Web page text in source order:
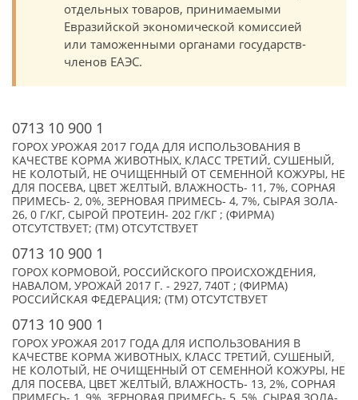
отдельных товаров, принимаемыми
Евразийской экономической комиссией
или таможенными органами государств-
членов ЕАЭС.
0713 10 900 1
ГОРОХ УРОЖАЯ 2017 ГОДА ДЛЯ ИСПОЛЬЗОВАНИЯ В
КАЧЕСТВЕ КОРМА ЖИВОТНЫХ, КЛАСС ТРЕТИЙ, СУШЕНЫЙ,
НЕ КОЛОТЫЙ, НЕ ОЧИЩЕННЫЙ ОТ СЕМЕННОЙ КОЖУРЫ, НЕ
ДЛЯ ПОСЕВА, ЦВЕТ ЖЕЛТЫЙ, ВЛАЖНОСТЬ- 11, 7%, СОРНАЯ
ПРИМЕСЬ- 2, 0%, ЗЕРНОВАЯ ПРИМЕСЬ- 4, 7%, СЫРАЯ ЗОЛА-
26, 0 Г/КГ, СЫРОЙ ПРОТЕИН- 202 Г/КГ ; (ФИРМА)
ОТСУТСТВУЕТ; (TM) ОТСУТСТВУЕТ
0713 10 900 1
ГОРОХ КОРМОВОЙ, РОССИЙСКОГО ПРОИСХОЖДЕНИЯ,
НАВАЛОМ, УРОЖАЙ 2017 Г. - 2927, 740Т ; (ФИРМА)
РОССИЙСКАЯ ФЕДЕРАЦИЯ; (TM) ОТСУТСТВУЕТ
0713 10 900 1
ГОРОХ УРОЖАЯ 2017 ГОДА ДЛЯ ИСПОЛЬЗОВАНИЯ В
КАЧЕСТВЕ КОРМА ЖИВОТНЫХ, КЛАСС ТРЕТИЙ, СУШЕНЫЙ,
НЕ КОЛОТЫЙ, НЕ ОЧИЩЕННЫЙ ОТ СЕМЕННОЙ КОЖУРЫ, НЕ
ДЛЯ ПОСЕВА, ЦВЕТ ЖЕЛТЫЙ, ВЛАЖНОСТЬ- 13, 2%, СОРНАЯ